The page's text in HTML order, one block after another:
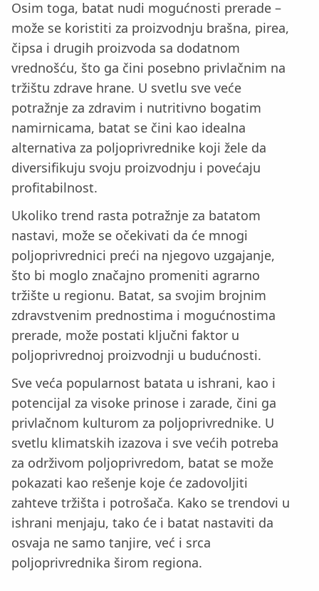
Osim toga, batat nudi mogućnosti prerade –
može se koristiti za proizvodnju brašna, pirea,
čipsa i drugih proizvoda sa dodatnom
vrednošću, što ga čini posebno privlačnim na
tržištu zdrave hrane. U svetlu sve veće
potražnje za zdravim i nutritivno bogatim
namirnicama, batat se čini kao idealna
alternativa za poljoprivrednike koji žele da
diversifikuju svoju proizvodnju i povećaju
profitabilnost.
Ukoliko trend rasta potražnje za batatom
nastavi, može se očekivati da će mnogi
poljoprivrednici preći na njegovo uzgajanje,
što bi moglo značajno promeniti agrarno
tržište u regionu. Batat, sa svojim brojnim
zdravstvenim prednostima i mogućnostima
prerade, može postati ključni faktor u
poljoprivrednoj proizvodnji u budućnosti.
Sve veća popularnost batata u ishrani, kao i
potencijal za visoke prinose i zarade, čini ga
privlačnom kulturom za poljoprivrednike. U
svetlu klimatskih izazova i sve većih potreba
za održivom poljoprivredom, batat se može
pokazati kao rešenje koje će zadovoljiti
zahteve tržišta i potrošača. Kako se trendovi u
ishrani menjaju, tako će i batat nastaviti da
osvaja ne samo tanjire, već i srca
poljoprivrednika širom regiona.